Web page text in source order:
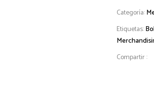
Categoría:
Etiquetas:
Compartir :